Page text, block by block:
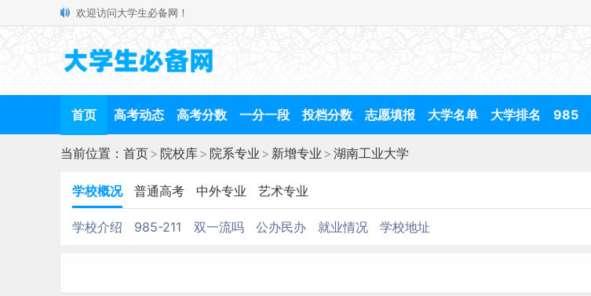
欢迎访问大学生必备网！
首页 高考动态 高考分数 一分一段 投档分数 志愿填报 大学名单 大学排名 985
当前位置： 首页> 院校库> 院系专业 > 新增专业 > 湖南工业大学
学校概况 普通高考 中外专业 艺术专业
学校介绍 985-211 双一流吗 公办民办 就业情况 学校地址